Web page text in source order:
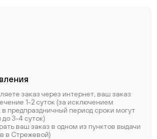
заказ через интернет, ваш заказ
1-2 суток (за исключением
в предпраздничный период сроки могут
3-4 суток)
ваш заказ в одном из пунктов выдачи
в Стрежевой)